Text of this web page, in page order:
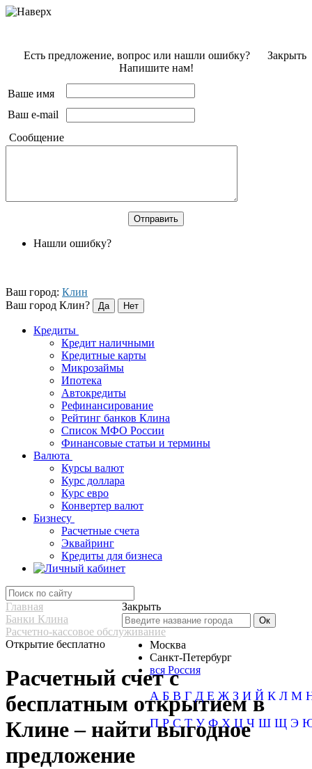
Закрыть
Есть предложение, вопрос или нашли ошибку?
Напишите нам!
Ваше имя
Ваш e-mail
Сообщение
Нашли ошибку?
Ваш город: Клин
Ваш город Клин?
Кредиты
Кредит наличными
Кредитные карты
Микрозаймы
Ипотека
Автокредиты
Рефинансирование
Рейтинг банков Клина
Список МФО России
Финансовые статьи и термины
Валюта
Курсы валют
Курс доллара
Курс евро
Конвертер валют
Бизнесу
Расчетные счета
Эквайринг
Кредиты для бизнеса
Закрыть
Москва
Санкт-Петербург
вся Россия
А Б В Г Д Е Ж З И Й К Л М
П Р С Т У Ф Х Ц Ч Ш Щ Э
Главная
Банки Клина
Расчетно-кассовое обслуживание
Открытие бесплатно
Расчетный счет с
бесплатным открытием в
Клине – найти выгодное
предложение